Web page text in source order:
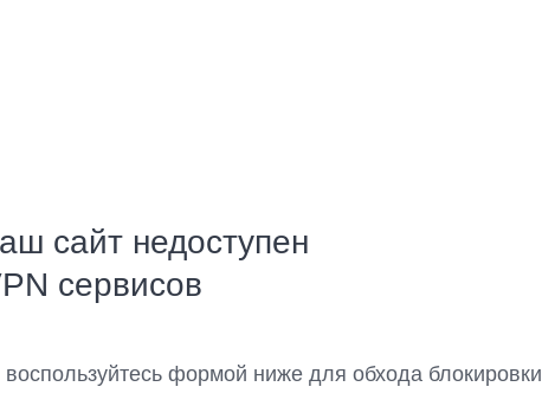
сайт недоступен
сервисов
формой ниже для обхода блокировки